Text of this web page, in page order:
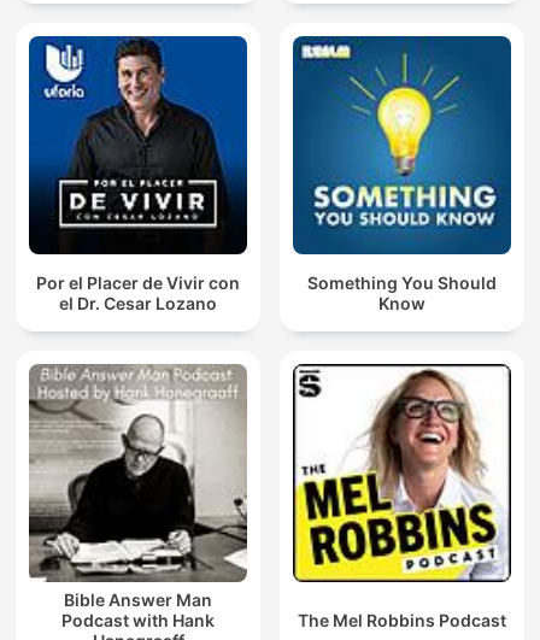
Por el Placer de Vivir con
el Dr. Cesar Lozano
Something You Should
Know
Bible Answer Man
Podcast with Hank
The Mel Robbins Podcast